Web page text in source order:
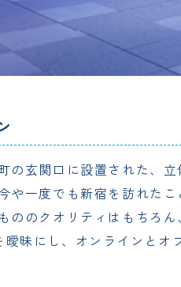
の玄関口に設置された、
や一度でも新宿を訪れた
ののクオリティはもちろ
昧にし、オンラインとオ